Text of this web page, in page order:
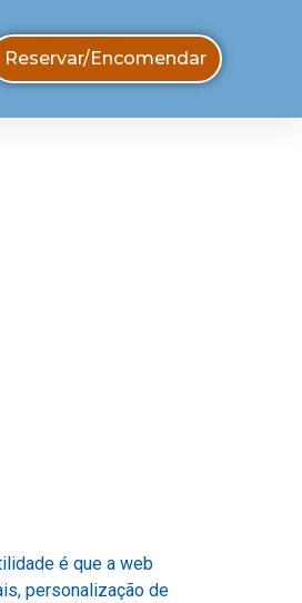
Reservar/encomendar
é que a web
personalização de